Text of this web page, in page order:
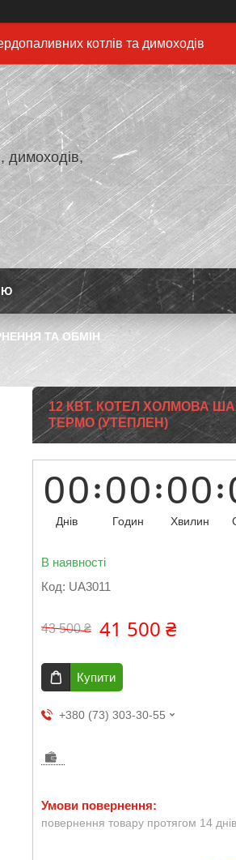
котлів та димоходів
димоходів,
ТА ОБМІН
12 КВТ. КОТЕЛ ХОЛМОВА
ТЕРМО (УТЕПЛЕН)
00
Днів
00
Годин
00
Хвилин
В наявності
Код: UA3011
43 500 ₴ 41 500 ₴
Купити
+380 (73) 303-30-55
повернення товару протягом 14 днів